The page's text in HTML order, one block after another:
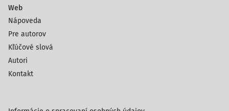
Web
Nápoveda
Pre autorov
Kľúčové slová
Autori
Kontakt